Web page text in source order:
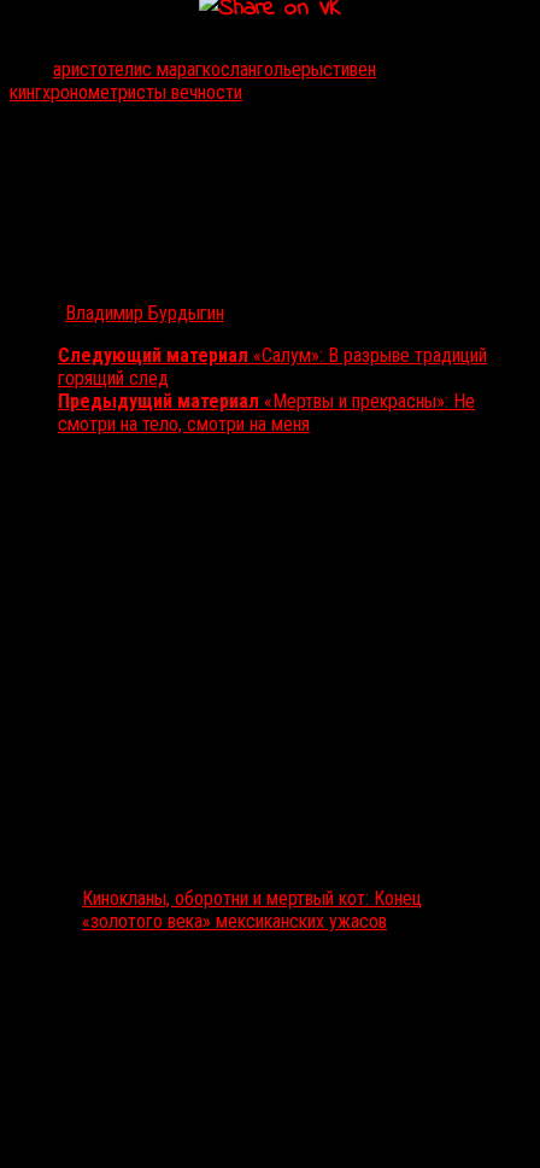
аристотелис марагкослангольерыстивен
кингхронометристы вечности
Владимир Бурдыгин
Следующий материал «Салум»: В разрыве традиций
горящий след
Предыдущий материал «Мертвы и прекрасны»: Не
смотри на тело, смотри на меня
Кинокланы, оборотни и мертвый кот: Конец
«золотого века» мексиканских ужасов